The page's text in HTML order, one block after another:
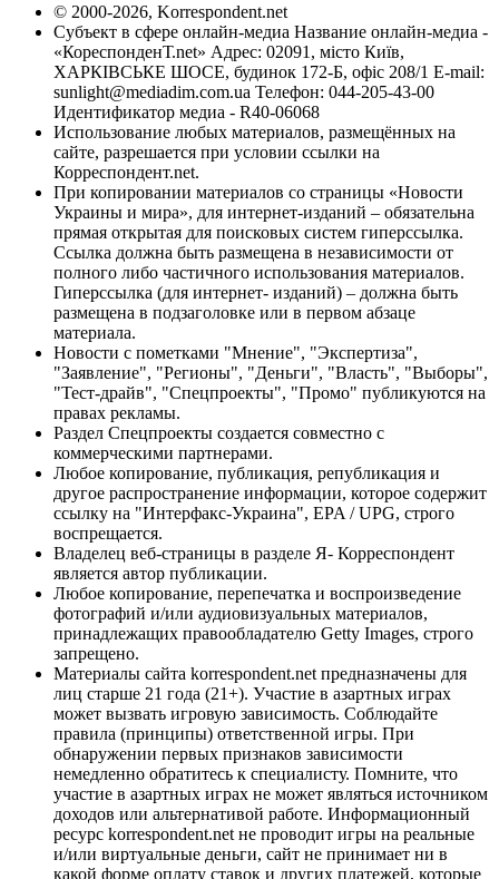
© 2000-2026, Korrespondent.net
Субъект в сфере онлайн-медиа Название онлайн-медиа -
«КореспонденТ.net» Адрес: 02091, місто Київ,
ХАРКІВСЬКЕ ШОСЕ, будинок 172-Б, офіс 208/1 E-mail:
sunlight@mediadim.com.ua Телефон: 044-205-43-00
Идентификатор медиа - R40-06068
Использование любых материалов, размещённых на
сайте, разрешается при условии ссылки на
Корреспондент.net.
При копировании материалов со страницы «Новости
Украины и мира», для интернет-изданий – обязательна
прямая открытая для поисковых систем гиперссылка.
Ссылка должна быть размещена в независимости от
полного либо частичного использования материалов.
Гиперссылка (для интернет- изданий) – должна быть
размещена в подзаголовке или в первом абзаце
материала.
Новости с пометками "Мнение", "Экспертиза",
"Заявление", "Регионы", "Деньги", "Власть", "Выборы",
"Тест-драйв", "Спецпроекты", "Промо" публикуются на
правах рекламы.
Раздел Спецпроекты создается совместно с
коммерческими партнерами.
Любое копирование, публикация, републикация и
другое распространение информации, которое содержит
ссылку на "Интерфакс-Украина", EPA / UPG, строго
воспрещается.
Владелец веб-страницы в разделе Я- Корреспондент
является автор публикации.
Любое копирование, перепечатка и воспроизведение
фотографий и/или аудиовизуальных материалов,
принадлежащих правообладателю Getty Images, строго
запрещено.
Материалы сайта korrespondent.net предназначены для
лиц старше 21 года (21+). Участие в азартных играх
может вызвать игровую зависимость. Соблюдайте
правила (принципы) ответственной игры. При
обнаружении первых признаков зависимости
немедленно обратитесь к специалисту. Помните, что
участие в азартных играх не может являться источником
доходов или альтернативой работе. Информационный
ресурс korrespondent.net не проводит игры на реальные
и/или виртуальные деньги, сайт не принимает ни в
какой форме оплату ставок и других платежей, которые